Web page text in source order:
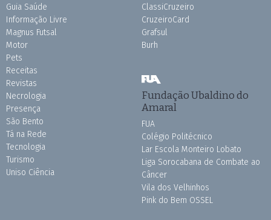
Guia Saúde
Informação Livre
Magnus Futsal
Motor
Pets
Receitas
Revistas
Necrologia
Presença
São Bento
Tá na Rede
Tecnologia
Turismo
Uniso Ciência
ClassiCruzeiro
CruzeiroCard
Grafsul
Burh
Fundação Ubaldino do
Amaral
FUA
Colégio Politécnico
Lar Escola Monteiro Lobato
Liga Sorocabana de Combate ao
Câncer
Vila dos Velhinhos
Pink do Bem OSSEL